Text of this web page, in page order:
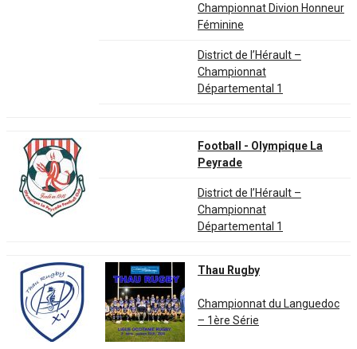
Championnat Divion Honneur
Féminine
District de l’Hérault –
Championnat
Départemental 1
Football - Olympique La
Peyrade
District de l’Hérault –
Championnat
Départemental 1
Thau Rugby
Championnat du Languedoc
– 1ère Série